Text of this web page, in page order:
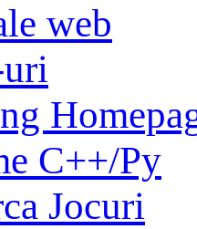
web
C++/Py
Jocuri